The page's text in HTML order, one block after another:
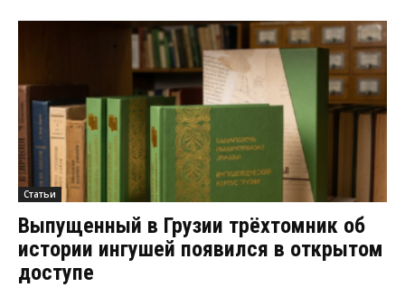
Статьи
Выпущенный в Грузии трёхтомник об
истории ингушей появился в открытом
доступе